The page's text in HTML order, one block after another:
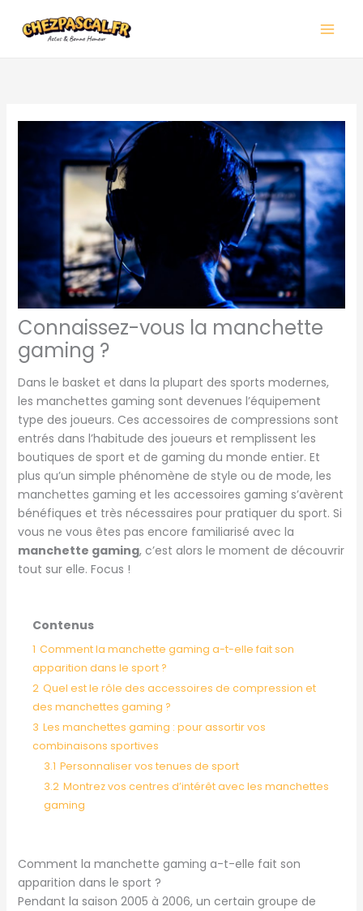
contenu
Connaissez-vous la manchette
gaming ?
Dans le basket et dans la plupart des sports modernes,
les manchettes gaming sont devenues l’équipement
type des joueurs. Ces accessoires de compressions sont
entrés dans l’habitude des joueurs et remplissent les
boutiques de sport et de gaming du monde entier. Et
plus qu’un simple phénomène de style ou de mode, les
manchettes gaming et les accessoires gaming s’avèrent
bénéfiques et très nécessaires pour pratiquer du sport. Si
vous ne vous êtes pas encore familiarisé avec la
manchette gaming, c’est alors le moment de découvrir
tout sur elle. Focus !
Contenus
1 Comment la manchette gaming a-t-elle fait son
apparition dans le sport ?
2 Quel est le rôle des accessoires de compression et
des manchettes gaming ?
3 Les manchettes gaming : pour assortir vos
combinaisons sportives
3.1 Personnaliser vos tenues de sport
3.2 Montrez vos centres d’intérêt avec les manchettes
gaming
Comment la manchette gaming a-t-elle fait son
apparition dans le sport ?
Pendant la saison 2005 à 2006, un certain groupe de